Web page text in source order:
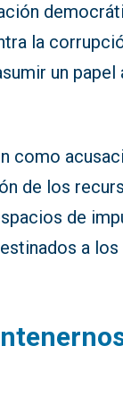
la
un
como
de los
de
a